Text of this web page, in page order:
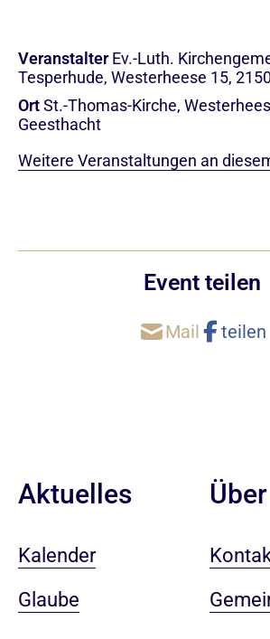
Veranstalter Ev.-Luth.
Tesperhude, Westerheese 15,
OrtSt.-Thomas-Kirche,
Geesthacht
Weitere Veranstaltungen an
Event teilen
Aktuelles
Kalender
Glaube